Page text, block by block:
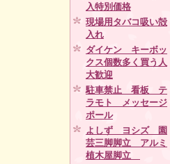
入特別価格
現場用タバコ吸い殻
入れ
ダイケン キーボッ
クス個数多く買う人
大歓迎
駐車禁止 看板 テ
ラモト メッセージ
ポール
よしず ヨシズ 園
芸三脚脚立 アルミ
植木屋脚立